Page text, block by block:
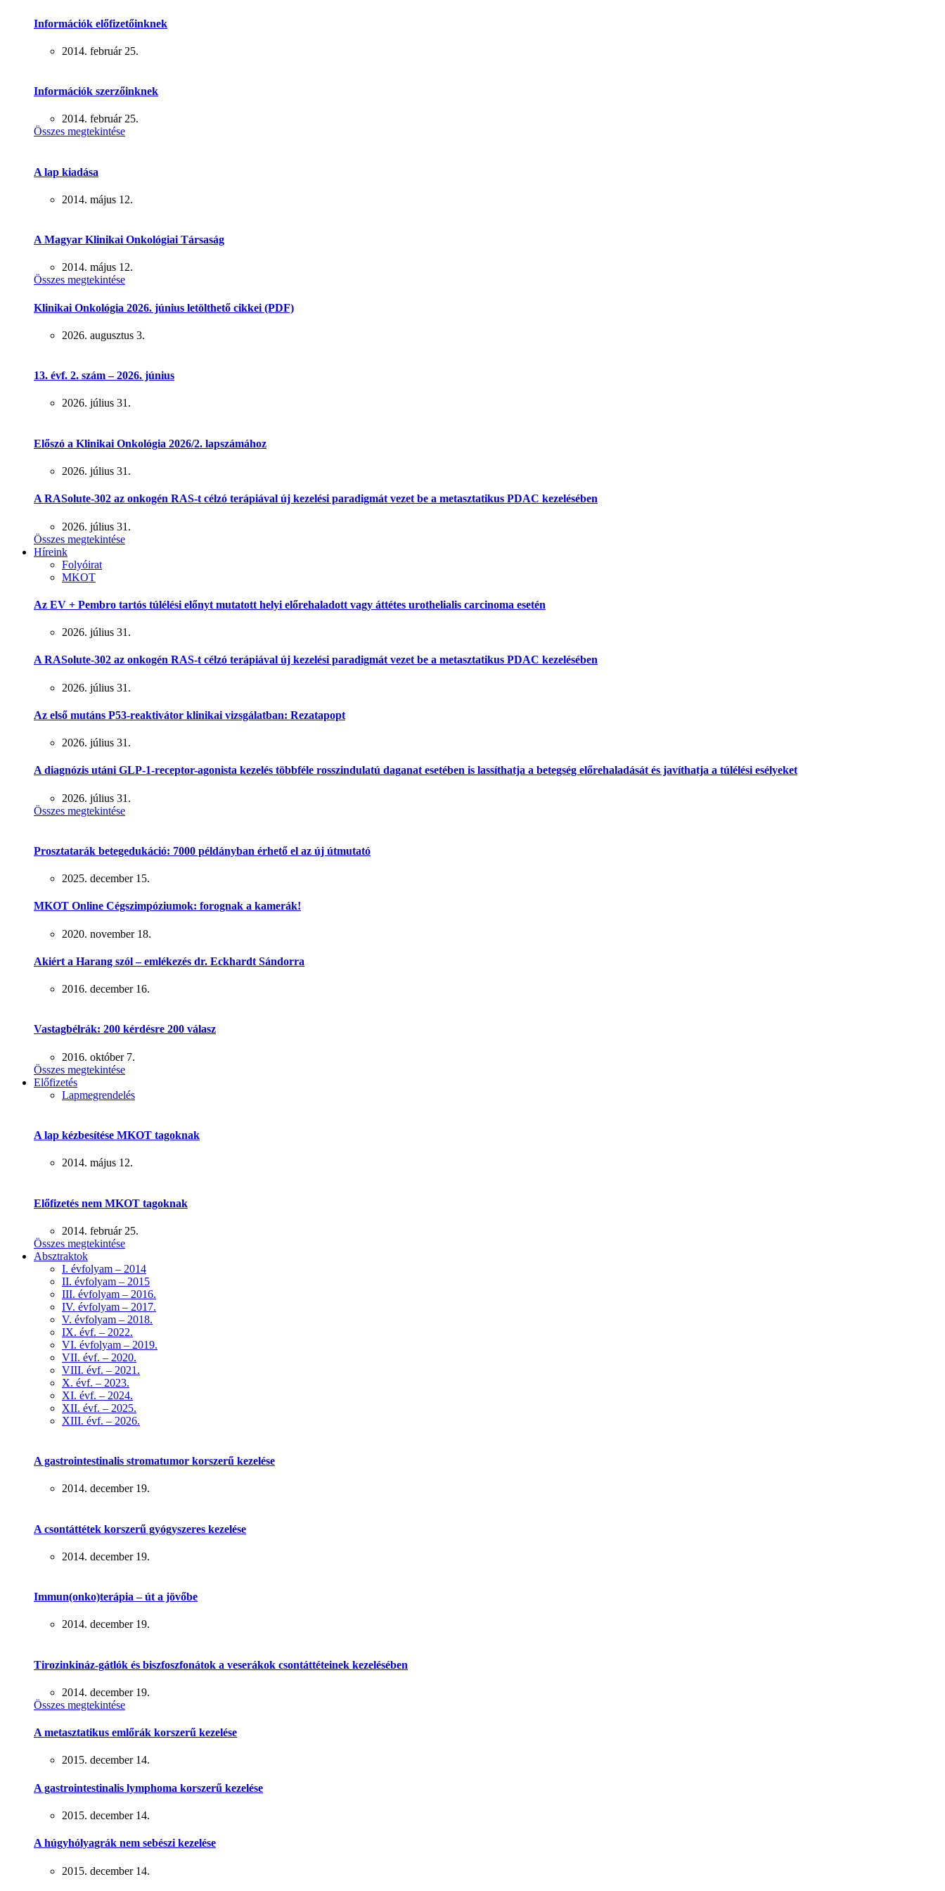
Információk előfizetőinknek
2014. február 25.
Információk szerzőinknek
2014. február 25.
Összes megtekintése
A lap kiadása
2014. május 12.
A Magyar Klinikai Onkológiai Társaság
2014. május 12.
Összes megtekintése
Klinikai Onkológia 2026. június letölthető cikkei (PDF)
2026. augusztus 3.
13. évf. 2. szám – 2026. június
2026. július 31.
Előszó a Klinikai Onkológia 2026/2. lapszámához
2026. július 31.
A RASolute-302 az onkogén RAS-t célzó terápiával új kezelési paradigmát vezet be a metasztatikus PDAC kezelésében
2026. július 31.
Összes megtekintése
Híreink
Folyóirat
MKOT
Az EV + Pembro tartós túlélési előnyt mutatott helyi előrehaladott vagy áttétes urothelialis carcinoma esetén
2026. július 31.
A RASolute-302 az onkogén RAS-t célzó terápiával új kezelési paradigmát vezet be a metasztatikus PDAC kezelésében
2026. július 31.
Az első mutáns P53-reaktivátor klinikai vizsgálatban: Rezatapopt
2026. július 31.
A diagnózis utáni GLP-1-receptor-agonista kezelés többféle rosszindulatú daganat esetében is lassíthatja a betegség előrehaladását és javíthatja a túlélési esélyeket
2026. július 31.
Összes megtekintése
Prosztatarák betegedukáció: 7000 példányban érhető el az új útmutató
2025. december 15.
MKOT Online Cégszimpóziumok: forognak a kamerák!
2020. november 18.
Akiért a Harang szól – emlékezés dr. Eckhardt Sándorra
2016. december 16.
Vastagbélrák: 200 kérdésre 200 válasz
2016. október 7.
Összes megtekintése
Előfizetés
Lapmegrendelés
A lap kézbesítése MKOT tagoknak
2014. május 12.
Előfizetés nem MKOT tagoknak
2014. február 25.
Összes megtekintése
Absztraktok
I. évfolyam – 2014
II. évfolyam – 2015
III. évfolyam – 2016.
IV. évfolyam – 2017.
V. évfolyam – 2018.
IX. évf. – 2022.
VI. évfolyam – 2019.
VII. évf. – 2020.
VIII. évf. – 2021.
X. évf. – 2023.
XI. évf. – 2024.
XII. évf. – 2025.
XIII. évf. – 2026.
A gastrointestinalis stromatumor korszerű kezelése
2014. december 19.
A csontáttétek korszerű gyógyszeres kezelése
2014. december 19.
Immun(onko)terápia – út a jövőbe
2014. december 19.
Tirozinkináz-gátlók és biszfoszfonátok a veserákok csontáttéteinek kezelésében
2014. december 19.
Összes megtekintése
A metasztatikus emlőrák korszerű kezelése
2015. december 14.
A gastrointestinalis lymphoma korszerű kezelése
2015. december 14.
A húgyhólyagrák nem sebészi kezelése
2015. december 14.